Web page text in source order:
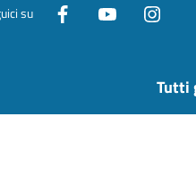
su
Tutti